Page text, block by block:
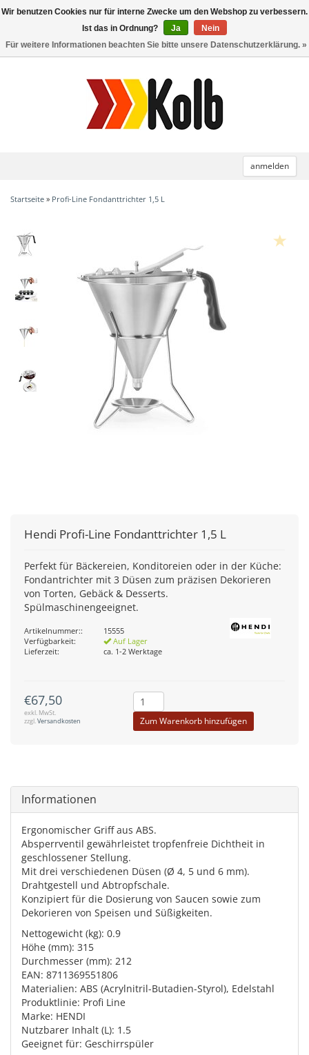
anmelden
Toggle
Startseite » Profi-Line Fondanttrichter 1,5 L
Hendi Profi-Line Fondanttrichter 1,5 L
Perfekt für Bäckereien, Konditoreien oder in der Küche:
Fondantrichter mit 3 Düsen zum präzisen Dekorieren
von Torten, Gebäck & Desserts.
Spülmaschinengeeignet.
Artikelnummer::
15555
Verfügbarkeit:
Auf Lager
Lieferzeit:
ca. 1-2 Werktage
€67,50
exkl. MwSt.
zzgl.Versandkosten Zum Warenkorb hinzufügen
Informationen
Ergonomischer Griff aus ABS.
Absperrventil gewährleistet tropfenfreie Dichtheit in
geschlossener Stellung.
Mit drei verschiedenen Düsen (Ø 4, 5 und 6 mm).
Drahtgestell und Abtropfschale.
Konzipiert für die Dosierung von Saucen sowie zum
Dekorieren von Speisen und Süßigkeiten.
Nettogewicht (kg): 0.9
Höhe (mm): 315
Durchmesser (mm): 212
EAN: 8711369551806
Materialien: ABS (Acrylnitril-Butadien-Styrol), Edelstahl
Produktlinie: Profi Line
Marke: HENDI
Nutzbarer Inhalt (L): 1.5
Geeignet für: Geschirrspüler
Wir benutzen Cookies nur für interne Zwecke um den Webshop zu verbessern.
Ist das in Ordnung?
Ja
Nein
Für weitere Informationen beachten Sie bitte unsere Datenschutzerklärung. »